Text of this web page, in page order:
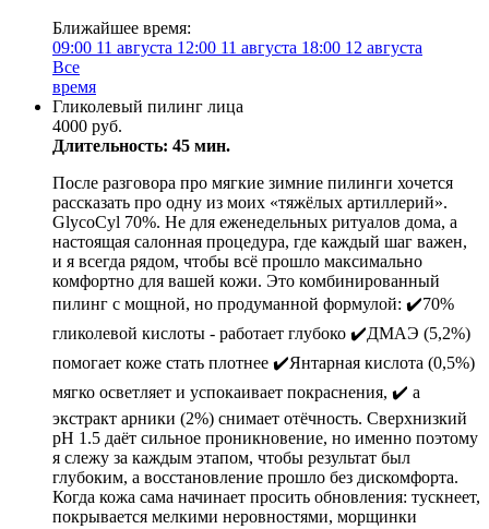
Ближайшее время:
09:00 11 августа 12:00 11 августа 18:00 12 августа
Все
время
Гликолевый пилинг лица
4000 руб.
Длительность: 45 мин.
После разговора про мягкие зимние пилинги хочется
рассказать про одну из моих «тяжёлых артиллерий».
GlycoCyl 70%. Не для еженедельных ритуалов дома, а
настоящая салонная процедура, где каждый шаг важен,
и я всегда рядом, чтобы всё прошло максимально
комфортно для вашей кожи. Это комбинированный
пилинг с мощной, но продуманной формулой: ✔️70%
гликолевой кислоты - работает глубоко ✔️ДМАЭ (5,2%)
помогает коже стать плотнее ✔️Янтарная кислота (0,5%)
мягко осветляет и успокаивает покраснения, ✔️ а
экстракт арники (2%) снимает отёчность. Сверхнизкий
pH 1.5 даёт сильное проникновение, но именно поэтому
я слежу за каждым этапом, чтобы результат был
глубоким, а восстановление прошло без дискомфорта.
Когда кожа сама начинает просить обновления: тускнеет,
покрывается мелкими неровностями, морщинки